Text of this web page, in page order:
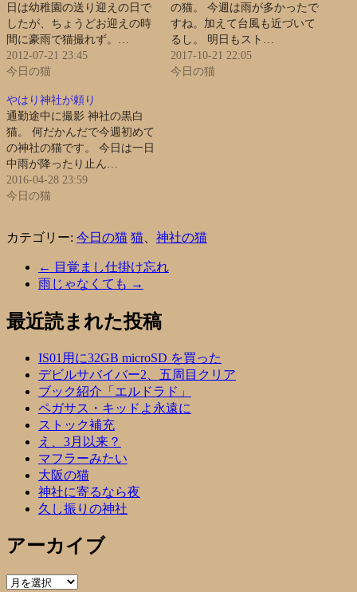
日は幼稚園の送り迎えの日で
したが、ちょうどお迎えの時
間に豪雨で猫撮れず。…
2012-07-21 23:45
今日の猫
の猫。 今週は雨が多かったで
すね。加えて台風も近づいて
るし。 明日もスト…
2017-10-21 22:05
今日の猫
やはり神社が頼り
通勤途中に撮影 神社の黒白
猫。 何だかんだで今週初めて
の神社の猫です。 今日は一日
中雨が降ったり止ん…
2016-04-28 23:59
今日の猫
カテゴリー: 今日の猫 猫 神社の猫
← 目覚まし仕掛け忘れ
雨じゃなくても →
最近読まれた投稿
IS01用に32GB microSD を買った
デビルサバイバー2、五周目クリア
ブック紹介「エルドラド」
ペガサス・キッドよ永遠に
ストック補充
え、3月以来？
マフラーみたい
大阪の猫
神社に寄るなら夜
久し振りの神社
アーカイブ
ア